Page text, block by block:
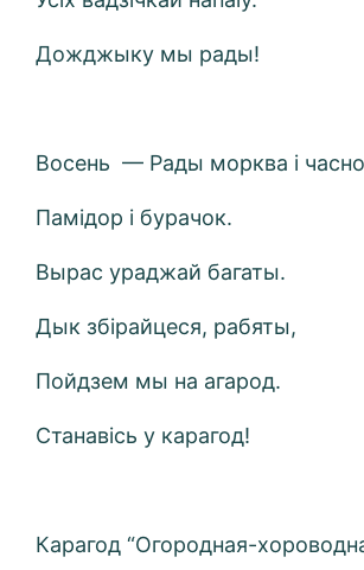
Дожджыку мы рады!
Восень — Рады морква і
Памідор і бурачок.
Вырас ураджай багаты.
Дык збірайцеся, рабяты,
Пойдзем мы на агарод.
Станавісь у карагод!
Карагод “Огородная-